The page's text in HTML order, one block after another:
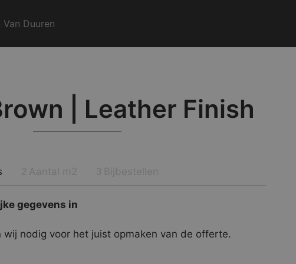
Duuren
| Leather Finish
gegevens in
wij nodig voor het juist opmaken van de offerte.